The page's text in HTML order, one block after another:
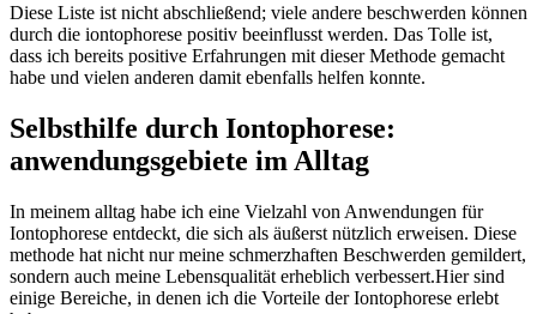
Diese ⁣Liste ist nicht abschließend; viele andere beschwerden können
durch die ‍iontophorese positiv beeinflusst werden. Das Tolle ist,
dass ich bereits⁣ positive Erfahrungen mit dieser Methode gemacht
habe ⁣und vielen anderen damit ebenfalls helfen konnte.
Selbsthilfe durch Iontophorese:
⁢anwendungsgebiete im Alltag
In ​meinem alltag habe ich eine Vielzahl von Anwendungen für
Iontophorese entdeckt, die sich als ‍äußerst nützlich erweisen. Diese
methode hat nicht nur meine schmerzhaften Beschwerden gemildert,
sondern auch meine Lebensqualität ‍erheblich verbessert.Hier sind
einige Bereiche, in denen ich die Vorteile der Iontophorese erlebt